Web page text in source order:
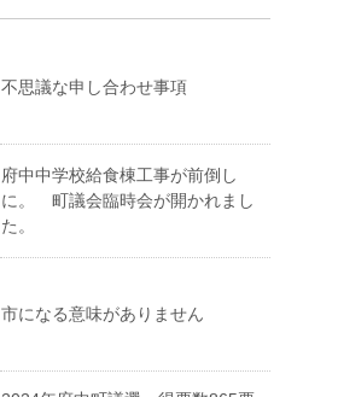
不思議な申し合わせ事項
府中中学校給食棟工事が前倒し
に。 町議会臨時会が開かれまし
た。
市になる意味がありません